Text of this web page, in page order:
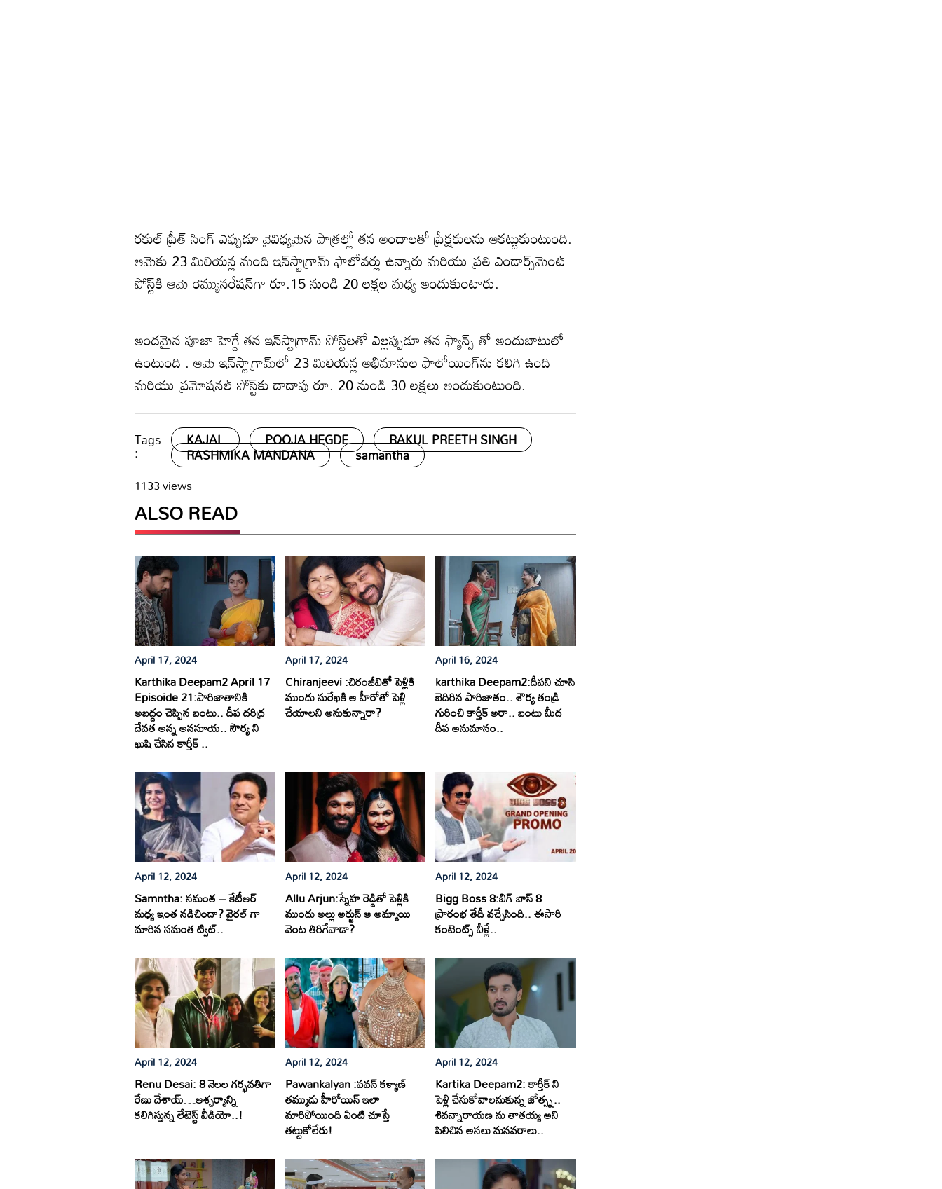
రకుల్ ప్రీత్ సింగ్ ఎప్పుడూ వైవిధ్యమైన పాత్రల్లో తన అందాలతో ప్రేక్షకులను ఆకట్టుకుంటుంది.
ఆమెకు 23 మిలియన్ల మంది ఇన్‌స్టాగ్రామ్ ఫాలోవర్లు ఉన్నారు మరియు ప్రతి ఎండార్స్‌మెంట్
పోస్ట్‌కి ఆమె రెమ్యునరేషన్‌గా రూ.15 నుండి 20 లక్షల మధ్య అందుకుంటారు.
అందమైన పూజా హెగ్డే తన ఇన్‌స్టాగ్రామ్ పోస్ట్‌లతో ఎల్లప్పుడూ తన ఫ్యాన్స్ తో అందుబాటులో
ఉంటుంది . ఆమె ఇన్‌స్టాగ్రామ్‌లో 23 మిలియన్ల అభిమానుల ఫాలోయింగ్‌ను కలిగి ఉంది
మరియు ప్రమోషనల్ పోస్ట్‌కు దాదాపు రూ. 20 నుండి 30 లక్షలు అందుకుంటుంది.
Tags
:
KAJAL POOJA HEGDE RAKUL PREETH SINGH
RASHMIKA MANDANA samantha
1133 views
ALSO READ
April 17, 2024
Karthika Deepam2 April 17
Episoide 21:పారిజాతానికి
అబద్దం చెప్పిన బంటు.. దీప దరిద్ర
దేవత అన్న అనసూయ.. సౌర్య ని
ఖుషి చేసిన కార్తీక్ ..
April 17, 2024
Chiranjeevi :చిరంజీవితో పెళ్లికి
ముందు సురేఖకి ఆ హీరోతో పెళ్లి
చేయాలని అనుకున్నారా?
April 16, 2024
karthika Deepam2:దీపని చూసి
బెదిరిన పారిజాతం.. శౌర్య తండ్రి
గురించి కార్తీక్ అరా.. బంటు మీద
దీప అనుమానం..
April 12, 2024
Samntha: సమంత – కేటీఆర్
మధ్య ఇంత నడిచిందా? వైరల్ గా
మారిన సమంత ట్విట్..
April 12, 2024
Allu Arjun:స్నేహ రెడ్డితో పెళ్లికి
ముందు అల్లు అర్జున్ ఆ అమ్మాయి
వెంట తిరిగేవాడా?
April 12, 2024
Bigg Boss 8:బిగ్ బాస్ 8
ప్రారంభ తేదీ వచ్చేసింది.. ఈసారి
కంటెంట్స్ వీళ్లే..
April 12, 2024
Renu Desai: 8 నెలల గర్భవతిగా
రేణు దేశాయ్…ఆశ్చర్యాన్ని
కలిగిస్తున్న లేటెస్ట్ వీడియో..!
April 12, 2024
Pawankalyan :పవన్ కళ్యాణ్
తమ్ముడు హీరోయిన్ ఇలా
మారిపోయింది ఏంటి చూస్తే
తట్టుకోలేరు!
April 12, 2024
Kartika Deepam2: కార్తీక్ ని
పెళ్లి చేసుకోవాలనుకున్న జోత్స్న..
శివన్నారాయణ ను తాతయ్య అని
పిలిచిన అసలు మనవరాలు..